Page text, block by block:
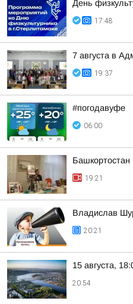
День
17:48
7 августа в
19:37
#погодавуфе
06:00
19:21
Владислав
20:21
15 августа,
20:54